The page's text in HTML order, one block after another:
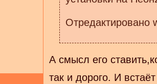
Отредактировано
А смысл его
так и дорого. И